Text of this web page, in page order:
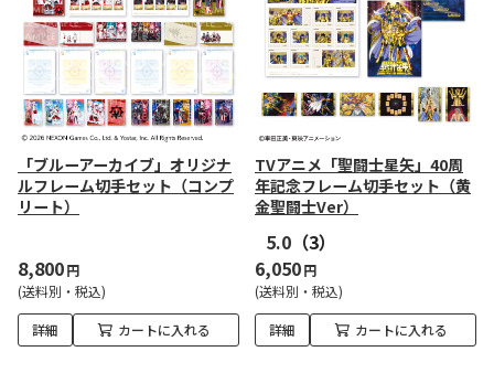
「ブルーアーカイブ」オリジナ
ルフレーム切手セット（コンプ
リート）
8,800円
(送料別・税込)
詳細 カートに入れる
TVアニメ「聖闘士星矢」40周
年記念フレーム切手セット（黄
金聖闘士Ver）
5.0 （3）
6,050円
(送料別・税込)
詳細 カートに入れる